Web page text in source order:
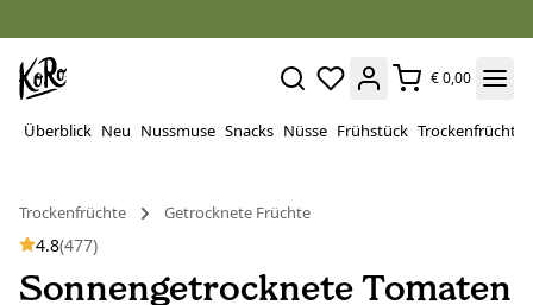
€ 0,00
Überblick Neu Nussmuse Snacks Nüsse Frühstück Trockenfrüchte
Trockenfrüchte
Getrocknete Früchte
4.8(477)
Sonnengetrocknete Tomaten